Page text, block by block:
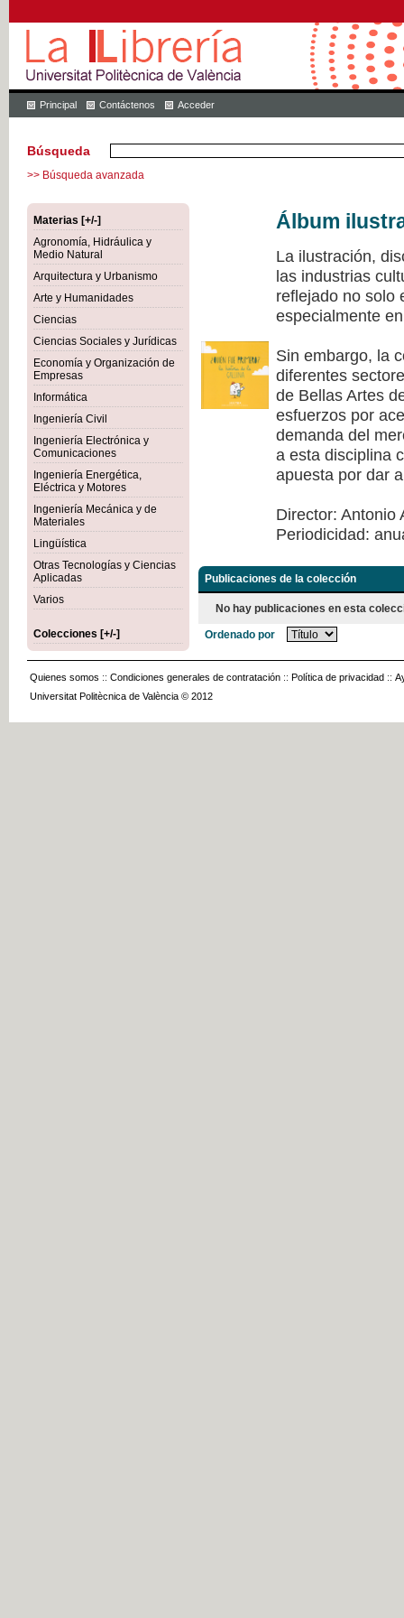
Principal Contáctenos Acceder
Búsqueda
>> Búsqueda avanzada
Materias [+/-]
Agronomía, Hidráulica y
Medio Natural
Arquitectura y Urbanismo
Arte y Humanidades
Ciencias
Ciencias Sociales y Jurídicas
Economía y Organización de
Empresas
Informática
Ingeniería Civil
Ingeniería Electrónica y
Comunicaciones
Ingeniería Energética,
Eléctrica y Motores
Ingeniería Mecánica y de
Materiales
Lingüística
Otras Tecnologías y Ciencias
Aplicadas
Varios
Colecciones [+/-]
Álbum
La ilustración,
las industrias
reflejado no solo
especialmente
Sin embargo, la
diferentes
de Bellas Artes
esfuerzos por
demanda del
a esta disciplina
apuesta por dar
Director: Antonio
Periodicidad:
Publicaciones de la colección
No hay publicaciones en esta
Ordenado por
Quienes somos :: Condiciones generales de contratación :: Política de privacidad ::
Universitat Politècnica de València © 2012